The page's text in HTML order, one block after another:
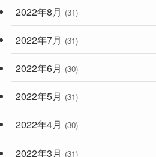
2022年8月 (31)
2022年7月 (31)
2022年6月 (30)
2022年5月 (31)
2022年4月 (30)
2022年3月 (31)